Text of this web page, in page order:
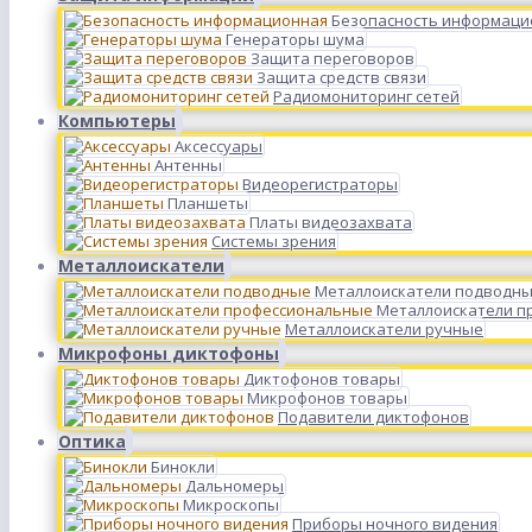
Безопасность
Генераторы шума
Защита переговоров
Защита средств связи
Радиомониторинг сетей
Компьютеры
Аксессуары
Антенны
Видеорегистраторы
Планшеты
Платы видеозахвата
Системы зрения
Металлоискатели
Металлоискатели
Металлоискатели
Металлоискатели ручные
Микрофоны диктофоны
Диктофонов товары
Микрофонов товары
Подавители диктофонов
Оптика
Бинокли
Дальномеры
Микроскопы
Приборы ночного видения